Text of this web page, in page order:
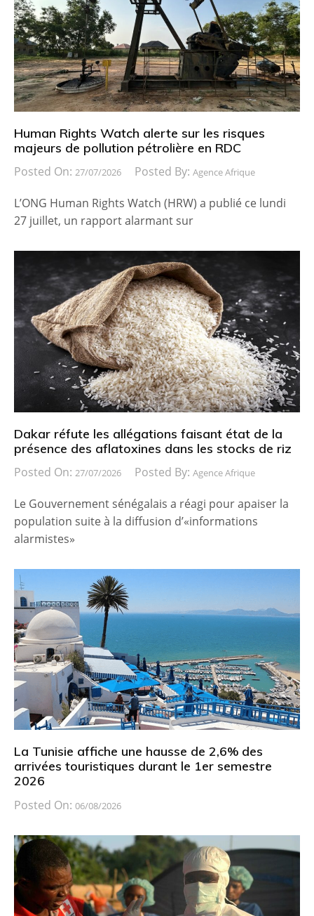
Human Rights Watch alerte sur les risques
majeurs de pollution pétrolière en RDC
Posted On: 27/07/2026 Posted By: Agence Afrique
L’ONG Human Rights Watch (HRW) a publié ce lundi
27 juillet, un rapport alarmant sur
Dakar réfute les allégations faisant état de la
présence des aflatoxines dans les stocks de riz
Posted On: 27/07/2026 Posted By: Agence Afrique
Le Gouvernement sénégalais a réagi pour apaiser la
population suite à la diffusion d’«informations
alarmistes»
La Tunisie affiche une hausse de 2,6% des
arrivées touristiques durant le 1er semestre
2026
Posted On: 06/08/2026